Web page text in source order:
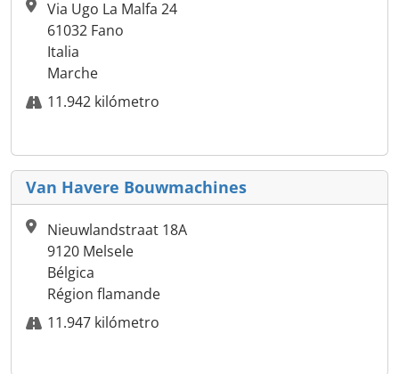
Via Ugo La Malfa 24
61032 Fano
Italia
Marche
11.942 kilómetro
Van Havere Bouwmachines
Nieuwlandstraat 18A
9120 Melsele
Bélgica
Région flamande
11.947 kilómetro